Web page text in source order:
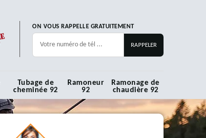
ON VOUS RAPPELLE GRATUITEMENT
Tubage de
cheminée 92
Ramoneur
92
Ramonage de
chaudière 92